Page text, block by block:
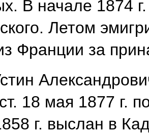
В начале 1874
Летом
Франции за
18 мая 1877 г.
г. выслан в